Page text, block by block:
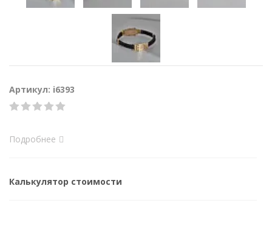
Артикул: i6393
Подробнее
Калькулятор стоимости